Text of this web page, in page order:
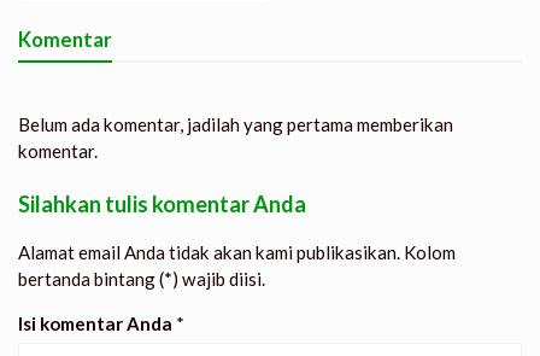
Komentar
Belum ada komentar, jadilah yang pertama memberikan
komentar.
Silahkan tulis komentar Anda
Alamat email Anda tidak akan kami publikasikan. Kolom
bertanda bintang (*) wajib diisi.
Isi komentar Anda *